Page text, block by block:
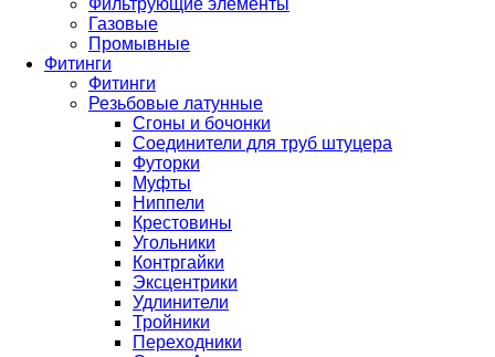
Фильтрующие элементы
Газовые
Промывные
Фитинги
Фитинги
Резьбовые латунные
Сгоны и бочонки
Соединители для труб штуцера
Футорки
Муфты
Ниппели
Крестовины
Угольники
Контргайки
Эксцентрики
Удлинители
Тройники
Переходники